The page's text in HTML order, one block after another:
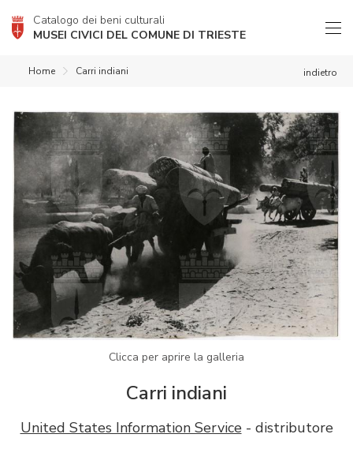
Catalogo dei beni culturali
MUSEI CIVICI DEL COMUNE DI TRIESTE
indietro
Home Carri indiani
Clicca per aprire la galleria
Carri indiani
United States Information Service- distributore